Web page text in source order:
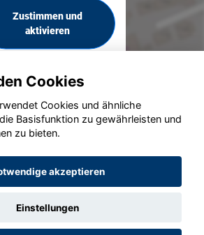
Zustimmen und
aktivieren
GmbH 2020 - 2026
Cookies
Cookies und ähnliche
Basisfunktion zu gewährleisten und
zu bieten.
akzeptieren
Einstellungen